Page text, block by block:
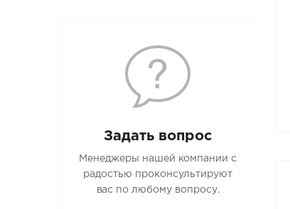
Задать вопрос
Менеджеры нашей компании с
радостью проконсультируют
вас по любому вопросу.